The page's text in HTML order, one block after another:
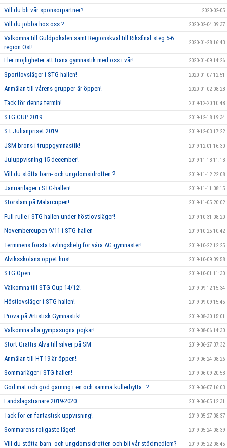
Vill du bli vår sponsorpartner? 2020-02-05
Vill du jobba hos oss ? 2020-02-04 09:37
Välkomna till Guldpokalen samt Regionskval till Riksfinal steg 5-6
region Öst!
2020-01-28 16:43
Fler möjligheter att träna gymnastik med oss i vår! 2020-01-09 14:26
Sportlovsläger i STG-hallen! 2020-01-07 12:51
Anmälan till vårens grupper är öppen! 2020-01-02 08:28
Tack för denna termin! 2019-12-20 10:48
STG CUP 2019 2019-12-18 19:34
S:t Julianpriset 2019 2019-12-03 17:22
JSM-brons i truppgymnastik! 2019-12-01 16:30
Juluppvisning 15 december! 2019-11-13 11:13
Vill du stötta barn- och ungdomsidrotten ? 2019-11-12 22:08
Januariläger i STG-hallen! 2019-11-11 08:15
Storslam på Mälarcupen! 2019-11-05 20:02
Full rulle i STG-hallen under höstlovsläger! 2019-10-31 08:20
Novembercupen 9/11 i STG-hallen 2019-10-25 10:42
Terminens första tävlingshelg för våra AG gymnaster! 2019-10-22 12:25
Alviksskolans öppet hus! 2019-10-09 09:58
STG Open 2019-10-01 11:30
Välkomna till STG-Cup 14/12! 2019-09-12 15:34
Höstlovsläger i STG-hallen! 2019-09-09 15:45
Prova på Artistisk Gymnastik! 2019-08-30 15:01
Välkomna alla gympasugna pojkar! 2019-08-06 14:30
Stort Grattis Alva till silver på SM 2019-06-27 07:32
Anmälan till HT-19 är öppen! 2019-06-24 08:26
Sommarläger i STG-hallen! 2019-06-09 20:53
God mat och god gärning i en och samma kullerbytta...? 2019-06-07 16:03
Landslagstränare 2019-2020 2019-06-05 12:31
Tack för en fantastisk uppvisning! 2019-05-27 08:37
Sommarens roligaste läger! 2019-05-24 08:39
Vill du stötta barn- och ungdomsidrotten och bli vår stödmedlem? 2019-05-22 08:45